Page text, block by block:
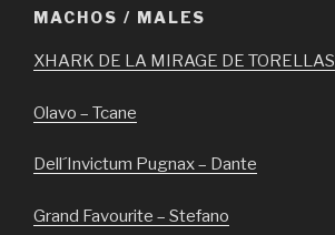
MACHOS / MALES
XHARK DE LA MIRAGE DE TORELLAS
Olavo – Tcane
Dell´Invictum Pugnax – Dante
Grand Favourite – Stefano